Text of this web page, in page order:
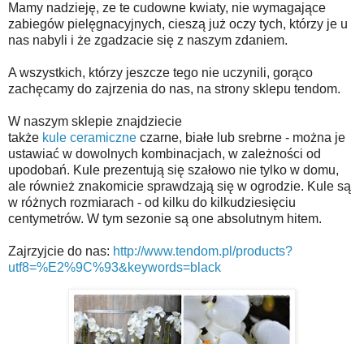
Mamy nadzieję, ze te cudowne kwiaty, nie wymagające
zabiegów pielęgnacyjnych, cieszą już oczy tych, którzy je u
nas nabyli i że zgadzacie się z naszym zdaniem.
A wszystkich, którzy jeszcze tego nie uczynili, gorąco
zachęcamy do zajrzenia do nas, na strony sklepu tendom.
W naszym sklepie znajdziecie
także kule ceramiczne czarne, białe lub srebrne - można je
ustawiać w dowolnych kombinacjach, w zależności od
upodobań. Kule prezentują się szałowo nie tylko w domu,
ale również znakomicie sprawdzają się w ogrodzie. Kule są
w różnych rozmiarach - od kilku do kilkudziesięciu
centymetrów. W tym sezonie są one absolutnym hitem.
Zajrzyjcie do nas: http://www.tendom.pl/products?
utf8=%E2%9C%93&keywords=black